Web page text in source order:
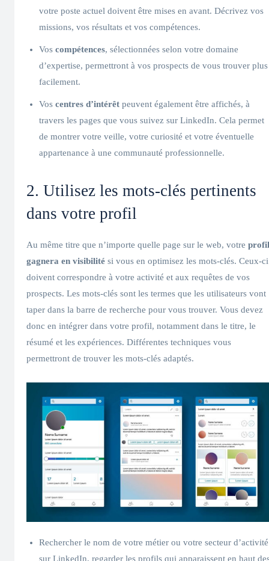
votre poste actuel doivent être mises en avant. Décrivez vos
missions, vos résultats et vos compétences.
Vos compétences, sélectionnées selon votre domaine
d’expertise, permettront à vos prospects de vous trouver plus
facilement.
Vos centres d’intérêt peuvent également être affichés, à
travers les pages que vous suivez sur LinkedIn. Cela permet
de montrer votre veille, votre curiosité et votre éventuelle
appartenance à une communauté professionnelle.
2. Utilisez les mots-clés pertinents
dans votre profil
Au même titre que n’importe quelle page sur le web, votre profil
gagnera en visibilité si vous en optimisez les mots-clés. Ceux-ci
doivent correspondre à votre activité et aux requêtes de vos
prospects. Les mots-clés sont les termes que les utilisateurs vont
taper dans la barre de recherche pour vous trouver. Vous devez
donc en intégrer dans votre profil, notamment dans le titre, le
résumé et les expériences. Différentes techniques vous
permettront de trouver les mots-clés adaptés.
Rechercher le nom de votre métier ou votre secteur d’activité
sur LinkedIn, regarder les profils qui apparaissent en haut